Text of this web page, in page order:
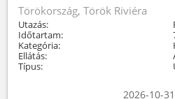
Törökország, Török Riviéra
Utazás:
Időtartam:
Kategória:
Ellátás:
Típus:
2026-10-